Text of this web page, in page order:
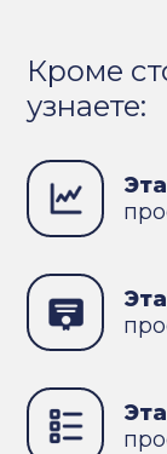
Кроме
узнаете: